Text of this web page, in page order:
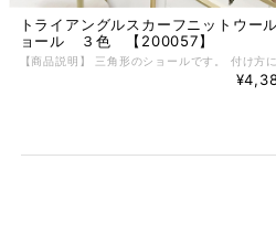
トライアングルスカーフニットウー
ョール ３色 【200057】